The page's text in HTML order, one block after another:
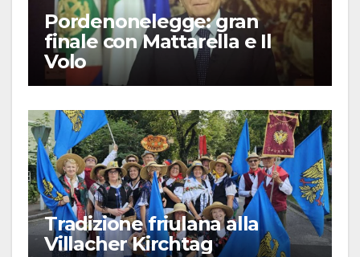
Pordenonelegge: gran
finale con Mattarella e Il
Volo
Tradizione friulana alla
Villacher Kirchtag